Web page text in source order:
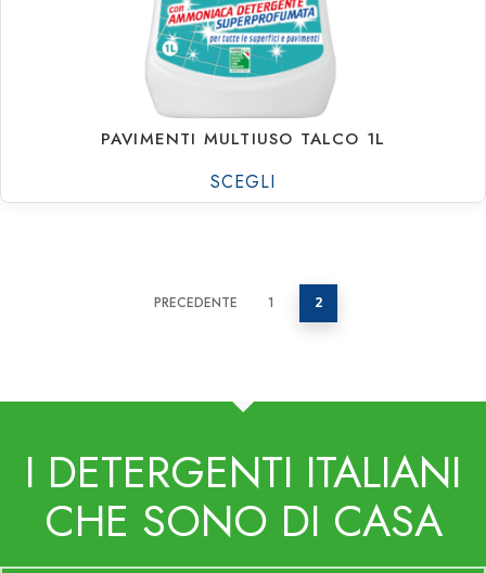
PAVIMENTI MULTIUSO TALCO 1L
SCEGLI
PRECEDENTE 1 2
I DETERGENTI ITALIANI
CHE SONO DI CASA
Rio Melaceto
Rio Piatti
Rio Professional